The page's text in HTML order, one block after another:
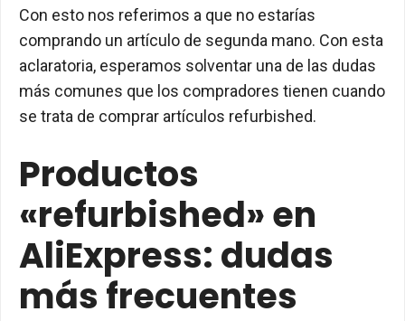
Con esto nos referimos a que no estarías
comprando un artículo de segunda mano. Con esta
aclaratoria, esperamos solventar una de las dudas
más comunes que los compradores tienen cuando
se trata de comprar artículos refurbished.
Productos
«refurbished» en
AliExpress: dudas
más frecuentes